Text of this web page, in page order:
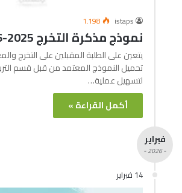
istaps 1٬198
نموذج مذكرة التخرج 2025-2026
يتعين على الطلبة المقبلين على التخرج
تحميل النموذج المعتمد من قبل قسم
لتسهيل عملية…
أكمل القراءة »
فبراير
- 2026 -
14 فبراير